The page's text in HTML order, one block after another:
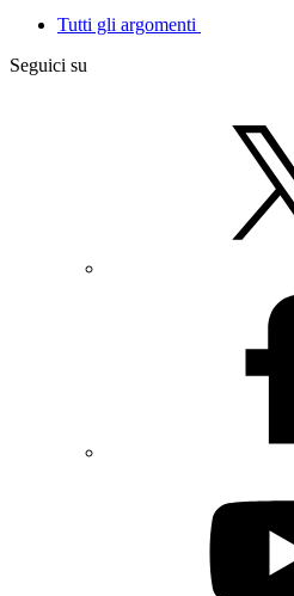
Tutti gli argomenti
Seguici su